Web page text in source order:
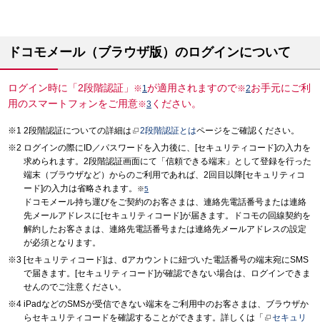
ドコモメール（ブラウザ版）のログインについて
ログイン時に「2段階認証」 ※1が適用されますので※2お手元にご利
用のスマートフォンをご用意※3 ください。
2段階認証についての詳細は 2段階認証とはページをご確認ください。
ログインの際にID／パスワードを入力後に、[セキュリティコード]の入力を
求められます。2段階認証画面にて「信頼できる端末」として登録を行った
端末（ブラウザなど）からのご利用であれば、2回目以降[セキュリティコ
ード]の入力は省略されます。
※5
ドコモメール持ち運びをご契約のお客さまは、連絡先電話番号または連絡
先メールアドレスに[セキュリティコード]が届きます。ドコモの回線契約を
解約したお客さまは、連絡先電話番号または連絡先メールアドレスの設定
が必須となります。
[セキュリティコード]は、dアカウントに紐づいた電話番号の端末宛にSMS
で届きます。[セキュリティコード]が確認できない場合は、ログインできま
せんのでご注意ください。
iPadなどのSMSが受信できない端末をご利用中のお客さまは、ブラウザか
らセキュリティコードを確認することができます。詳しくは「
セキュリ